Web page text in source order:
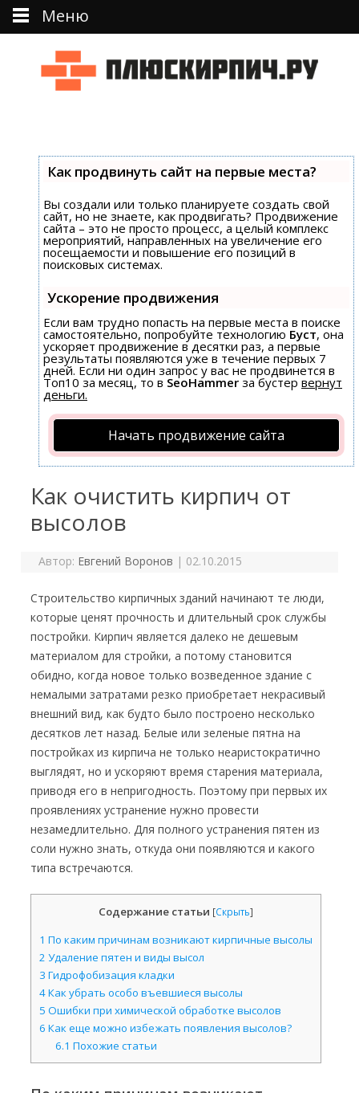
Как продвинуть сайт на первые места?
Вы создали или только планируете создать свой
сайт, но не знаете, как продвигать? Продвижение
сайта – это не просто процесс, а целый комплекс
мероприятий, направленных на увеличение его
посещаемости и повышение его позиций в
поисковых системах.
Ускорение продвижения
Если вам трудно попасть на первые места в поиске
самостоятельно, попробуйте технологию Буст, она
ускоряет продвижение в десятки раз, а первые
результаты появляются уже в течение первых 7
дней. Если ни один запрос у вас не продвинется в
Топ10 за месяц, то в SeoHammer за бустер вернут
деньги.
Начать продвижение сайта
Как очистить кирпич от
высолов
Автор: Евгений Воронов | 02.10.2015
Строительство кирпичных зданий начинают те люди,
которые ценят прочность и длительный срок службы
постройки. Кирпич является далеко не дешевым
материалом для стройки, а потому становится
обидно, когда новое только возведенное здание с
немалыми затратами резко приобретает некрасивый
внешний вид, как будто было построено несколько
десятков лет назад. Белые или зеленые пятна на
постройках из кирпича не только неаристократично
выглядят, но и ускоряют время старения материала,
приводя его в непригодность. Поэтому при первых их
проявлениях устранение нужно провести
незамедлительно. Для полного устранения пятен из
соли нужно знать, откуда они появляются и какого
типа встречаются.
Содержание статьи [Скрыть]
1 По каким причинам возникают кирпичные высолы
2 Удаление пятен и виды высол
3 Гидрофобизация кладки
4Как убрать особо въевшиеся высолы
5 Ошибки при химической обработке высолов
6 Как еще можно избежать появления высолов?
6.1 Похожие статьи
Меню